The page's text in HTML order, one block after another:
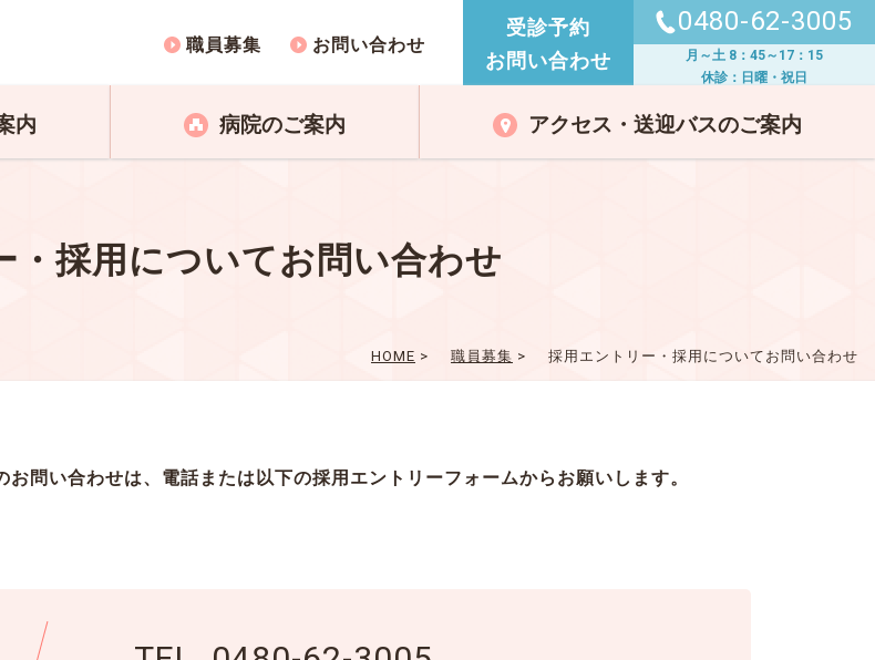
内 病院のご案内 アクセス・送迎バスのご案内
職員募集 お問い合わせ
受診予約
お問い合わせ
0480-62-3005
月～土 8：45～17：15
休診：日曜・祝日
・採用についてお問い合わせ
HOME > 職員募集 > 採用エントリー・採用についてお問い合わせ
問い合わせは、電話または以下の採用エントリーフォームからお願いします。